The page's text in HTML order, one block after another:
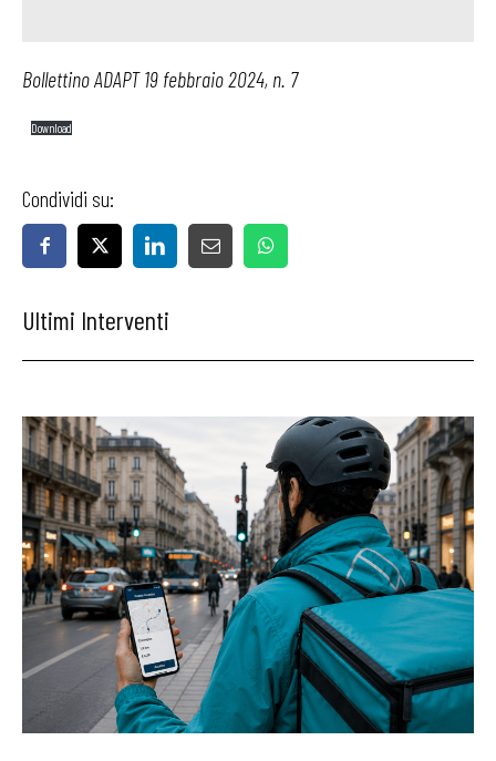
Bollettino ADAPT 19 febbraio 2024, n. 7
Download
Condividi su:
Ultimi Interventi